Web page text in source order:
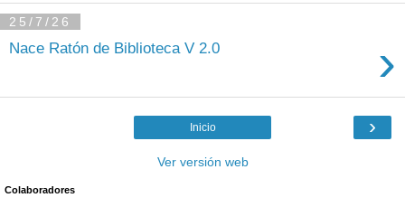
25/7/26
Nace Ratón de Biblioteca V 2.0 ›
›
Inicio
Ver versión web
Colaboradores